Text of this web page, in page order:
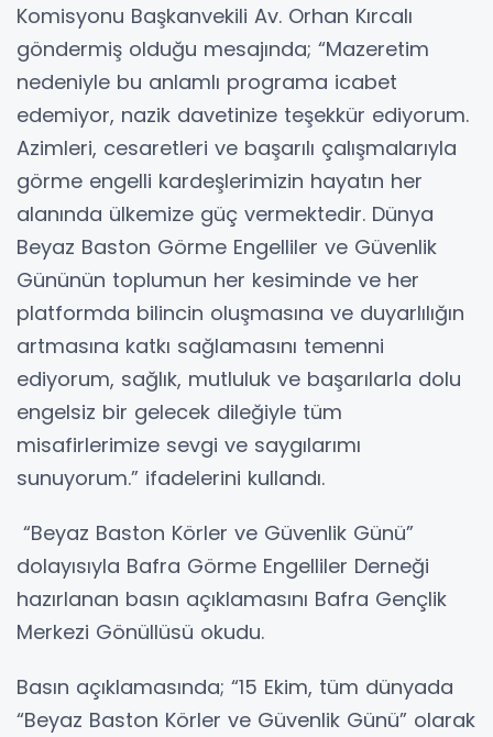
Komisyonu Başkanvekili Av. Orhan Kırcalı
göndermiş olduğu mesajında; “Mazeretim
nedeniyle bu anlamlı programa icabet
edemiyor, nazik davetinize teşekkür ediyorum.
Azimleri, cesaretleri ve başarılı çalışmalarıyla
görme engelli kardeşlerimizin hayatın her
alanında ülkemize güç vermektedir. Dünya
Beyaz Baston Görme Engelliler ve Güvenlik
Gününün toplumun her kesiminde ve her
platformda bilincin oluşmasına ve duyarlılığın
artmasına katkı sağlamasını temenni
ediyorum, sağlık, mutluluk ve başarılarla dolu
engelsiz bir gelecek dileğiyle tüm
misafirlerimize sevgi ve saygılarımı
sunuyorum.” ifadelerini kullandı.
“Beyaz Baston Körler ve Güvenlik Günü”
dolayısıyla Bafra Görme Engelliler Derneği
hazırlanan basın açıklamasını Bafra Gençlik
Merkezi Gönüllüsü okudu.
Basın açıklamasında; “15 Ekim, tüm dünyada
“Beyaz Baston Körler ve Güvenlik Günü” olarak